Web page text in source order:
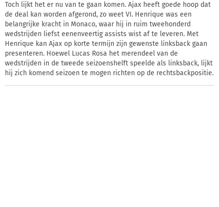
Toch lijkt het er nu van te gaan komen. Ajax heeft goede hoop dat
de deal kan worden afgerond, zo weet VI. Henrique was een
belangrijke kracht in Monaco, waar hij in ruim tweehonderd
wedstrijden liefst eenenveertig assists wist af te leveren. Met
Henrique kan Ajax op korte termijn zijn gewenste linksback gaan
presenteren. Hoewel Lucas Rosa het merendeel van de
wedstrijden in de tweede seizoenshelft speelde als linksback, lijkt
hij zich komend seizoen te mogen richten op de rechtsbackpositie.